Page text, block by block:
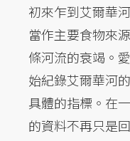
初來乍到艾爾華
當作主要食物來
條河流的衰竭。
始紀錄艾爾華河
具體的指標。在
的資料不再只是